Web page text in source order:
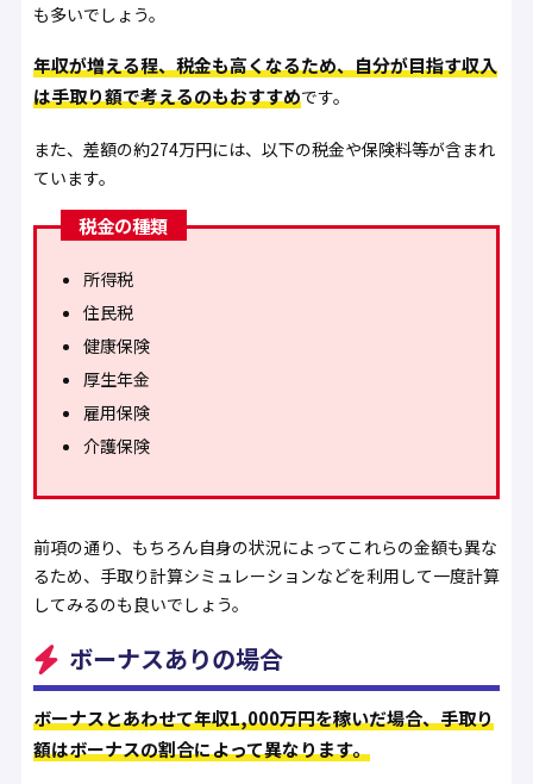
も多いでしょう。
年収が増える程、税金も高くなるため、自分が目指す収入
は手取り額で考えるのもおすすめです。
また、差額の約274万円には、以下の税金や保険料等が含まれ
ています。
税金の種類
所得税
住民税
健康保険
厚生年金
雇用保険
介護保険
前項の通り、もちろん自身の状況によってこれらの金額も異な
るため、手取り計算シミュレーションなどを利用して一度計算
してみるのも良いでしょう。
ボーナスありの場合
ボーナスとあわせて年収1,000万円を稼いだ場合、手取り
額はボーナスの割合によって異なります。